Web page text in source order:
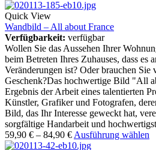
Quick View
Wandbild – All about France
Verfügbarkeit: verfügbar
Wollen Sie das Aussehen Ihrer
beim Betreten Ihres Zuhauses, dass es
Veränderungen ist? Oder brauchen Sie
Geschenk?Das hochwertige Bild "All
Ergebnis der Arbeit eines talentierten
Künstler, Grafiker und Fotografen,
Bild, das Ihr Interesse geweckt hat,
sorgfältige Handarbeit und
59,90 € – 84,90 € Ausführung wählen